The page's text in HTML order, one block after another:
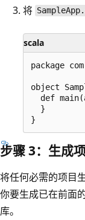
将
scala
package
object
def
  }
步骤 3：生成
将任何必需的项目
你要生成已在前面
库。